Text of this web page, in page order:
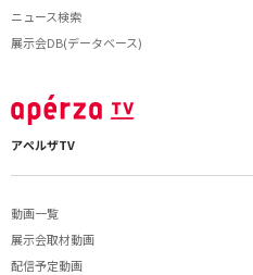
ニュース検索
展示会DB(データベース)
アペルザTV
動画一覧
展示会取材動画
配信予定動画